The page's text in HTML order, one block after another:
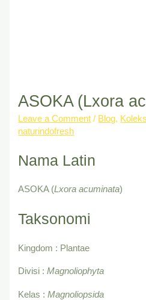
ASOKA (Lxora
Leave a Comment / Blog,
naturindofresh
Nama Latin
ASOKA (Lxora acuminata)
Taksonomi
Kingdom : Plantae
Divisi :Magnoliophyta
Kelas :Magnoliopsida